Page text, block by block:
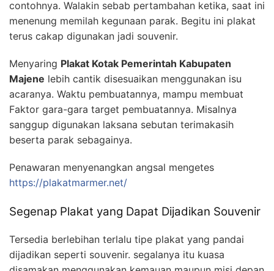
contohnya. Walakin sebab pertambahan ketika, saat ini
menenung memilah kegunaan parak. Begitu ini plakat
terus cakap digunakan jadi souvenir.
Menyaring Plakat Kotak Pemerintah Kabupaten
Majene lebih cantik disesuaikan menggunakan isu
acaranya. Waktu pembuatannya, mampu membuat
Faktor gara-gara target pembuatannya. Misalnya
sanggup digunakan laksana sebutan terimakasih
beserta parak sebagainya.
Penawaran menyenangkan angsal mengetes
https://plakatmarmer.net/
Segenap Plakat yang Dapat Dijadikan Souvenir
Tersedia berlebihan terlalu tipe plakat yang pandai
dijadikan seperti souvenir. segalanya itu kuasa